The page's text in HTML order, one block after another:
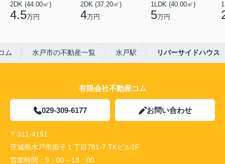
2DK (44.00㎡)
4.5万円
2DK (37.20㎡)
4万円
1LDK (40.00㎡)
5万円
ム 水戸市の不動産一覧 水戸駅 リバーサイドハウス
有限会社不動産コム
029-309-6177 お問い合わせ
〒311-4151
茨城県水戸市姫子１丁目781-7 TKビル1F
営業時間： 9：00～18：00